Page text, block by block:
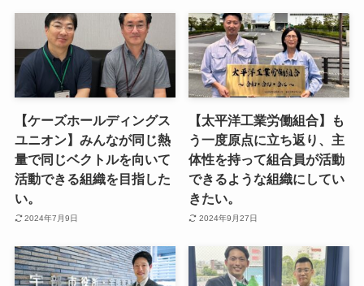
【ケーズホールディングス
ユニオン】みんなが同じ熱
量で同じベクトルを向いて
活動できる組織を目指した
い。
2024年7月9日
【太平洋工業労働組合】も
う一度原点に立ち返り、主
体性を持って組合員が活動
できるような組織にしてい
きたい。
2024年9月27日